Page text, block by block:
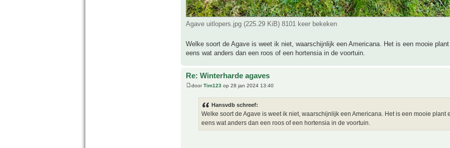
Agave uitlopers.jpg (225.29 KiB) 8101 keer bekeken
Welke soort de Agave is weet ik niet, waarschijnlijk een Americana. Het is een mooie
eens wat anders dan een roos of een hortensia in de voortuin.
Re: Winterharde agaves
doorTim123 op 28 jan 2024 13:40
Hansvdb schreef:
Welke soort de Agave is weet ik niet, waarschijnlijk een Americana. Het is een mooie plant
eens wat anders dan een roos of een hortensia in de voortuin.